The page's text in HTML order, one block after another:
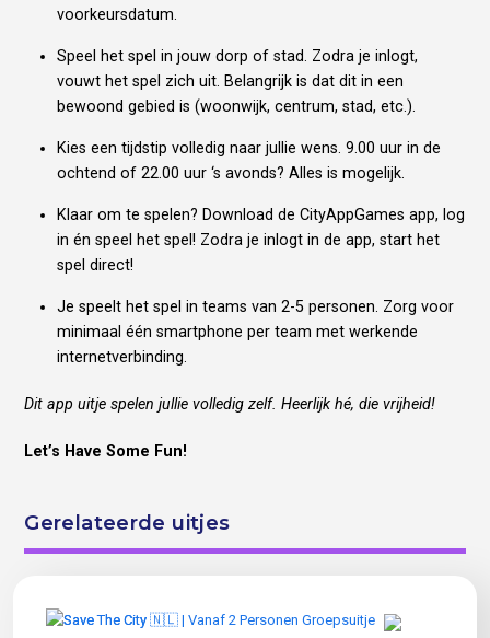
voorkeursdatum.
Speel het spel in jouw dorp of stad. Zodra je inlogt,
vouwt het spel zich uit. Belangrijk is dat dit in een
bewoond gebied is (woonwijk, centrum, stad, etc.).
Kies een tijdstip volledig naar jullie wens. 9.00 uur in de
ochtend of 22.00 uur ‘s avonds? Alles is mogelijk.
Klaar om te spelen? Download de CityAppGames app, log
in én speel het spel! Zodra je inlogt in de app, start het
spel direct!
Je speelt het spel in teams van 2-5 personen. Zorg voor
minimaal één smartphone per team met werkende
internetverbinding.
Dit app uitje spelen jullie volledig zelf. Heerlijk hé, die vrijheid!
Let’s Have Some Fun!
Gerelateerde uitjes